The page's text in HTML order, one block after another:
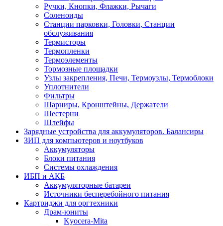
Ручки, Кнопки, Флажки, Рычаги
Соленоиды
Станции парковки, Головки, Станции
обслуживания
Термисторы
Термопленки
Термоэлементы
Тормозные площадки
Узлы закрепления, Печи, Термоузлы, Термоблоки
Уплотнители
Фильтры
Шарниры, Кронштейны, Держатели
Шестерни
Шлейфы
Зарядные устройства для аккумуляторов. Балансиры
ЗИП для компьютеров и ноутбуков
Аккумуляторы
Блоки питания
Системы охлаждения
ИБП и АКБ
Аккумуляторные батареи
Источники бесперебойного питания
Картриджи для оргтехники
Драм-юниты
Kyocera-Mita